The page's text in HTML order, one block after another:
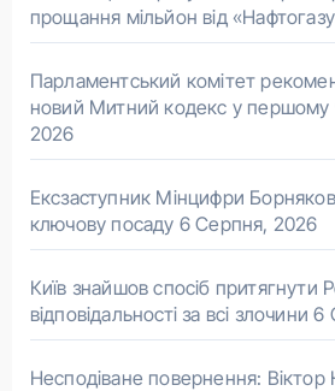
прощання мільйон від
Парламентський комітет
новий Митний кодекс у першому
2026
Ексзаступник Мінцифри
ключову посаду 6 Серпня, 2026
Київ знайшов спосіб притягнути
відповідальності за всі злочини 6
Несподіване повернення: